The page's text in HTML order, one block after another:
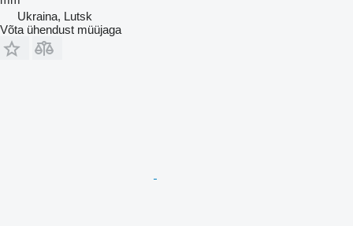
Ukraina, Lutsk
Võta ühendust müüjaga